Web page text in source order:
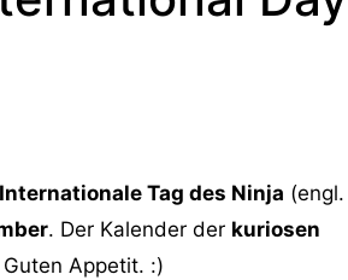
Internationale Tag des Ninja (engl.
. Der Kalender der kuriosen
Appetit. :)